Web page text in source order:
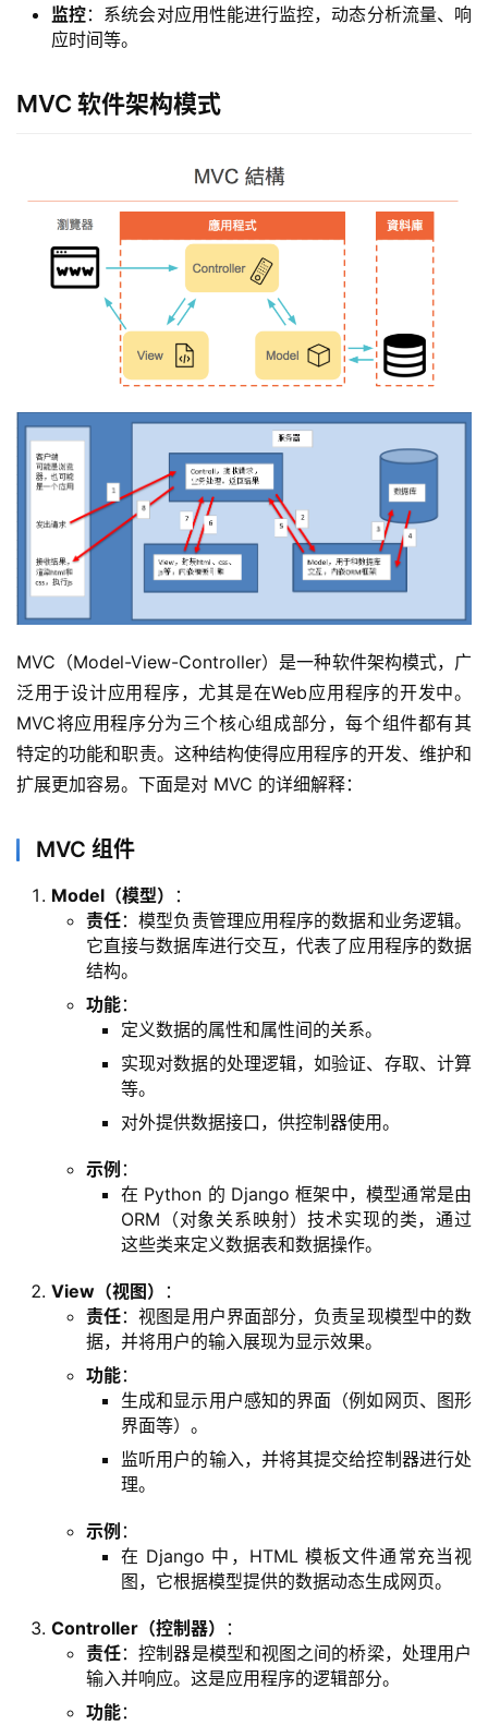
生
监控：系统会对应用性能进行监控，动态分析流量、响
应时间等。
MVC 软件架构模式
MVC（Model-View-Controller）是一种软件架构模式，广
泛用于设计应用程序，尤其是在Web应用程序的开发中。
MVC将应用程序分为三个核心组成部分，每个组件都有其
特定的功能和职责。这种结构使得应用程序的开发、维护和
扩展更加容易。下面是对 MVC 的详细解释：
MVC 组件
Model（模型）
：
责任：模型负责管理应用程序的数据和业务逻辑。
它直接与数据库进行交互，代表了应用程序的数据
结构。
功能：
定义数据的属性和属性间的关系。
实现对数据的处理逻辑，如验证、存取、计算
等。
对外提供数据接口，供控制器使用。
示例 ：
在 Python 的 Django 框架中，模型通常是由
ORM（对象关系映射）技术实现的类，通过
这些类来定义数据表和数据操作。
View（视图）
：
责任：视图是用户界面部分，负责呈现模型中的数
据，并将用户的输入展现为显示效果。
功能：
生成和显示用户感知的界面（例如网页、图形
界面等）。
监听用户的输入，并将其提交给控制器进行处
理。
示例 ：
在 Django 中，HTML 模板文件通常充当视
图，它根据模型提供的数据动态生成网页。
Controller（控制器）
：
责任：控制器是模型和视图之间的桥梁，处理用户
输入并响应。这是应用程序的逻辑部分。
功能：